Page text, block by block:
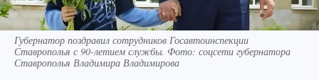
Губернатор поздравил сотрудников Госавтоинспекции
Ставрополья с 90-летием службы. Фото: соцсети губернатора
Ставрополья Владимира Владимирова